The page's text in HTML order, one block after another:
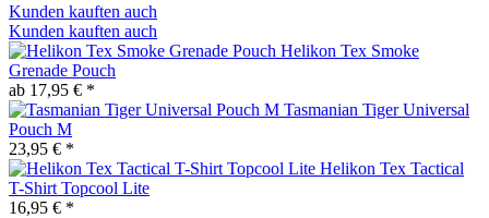
Kunden kauften auch
Kunden kauften auch
Helikon Tex Smoke
Grenade Pouch
ab 17,95 € *
Tasmanian Tiger Universal
Pouch M
23,95 € *
Helikon Tex Tactical
T-Shirt Topcool Lite
16,95 € *